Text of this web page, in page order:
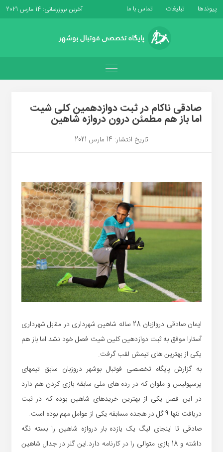
پیوندها تبلیغات تماس با ما آخرین بروزرسانی: 14 مارس 2021
صادقی ناکام در ثبت دوازدهمین کلی شیت
اما باز هم مطمئن درون دروازه شاهین
تاریخ انتشار: 14 مارس 2021
ایمان صادقی دروازبان 28 ساله شاهین شهرداری در مقابل شهرداری
آستارا موفق به ثبت دوازدهین کلین شیت فصل خود نشد اما باز هم
یکی از بهترین های تیمش لقب گرفت.
به گزارش پایگاه تخصصی فوتبال بوشهر دروزبان سابق تیمهای
پرسپولیس و ملوان که در رده های ملی سابقه بازی کردن هم دارد
در این فصل یکی از بهترین خریدهای شاهین بوده که در ثبت
دریافت تنها 9 گل در هجده مسابقه یکی از عوامل مهم بوده است.
صادقی تا اینجای لیگ یک یازده بار دروازه شاهین را بسته نگه
داشته و 18 بازی متوالی را در کارنامه دارد.این گلر در جدال شاهین